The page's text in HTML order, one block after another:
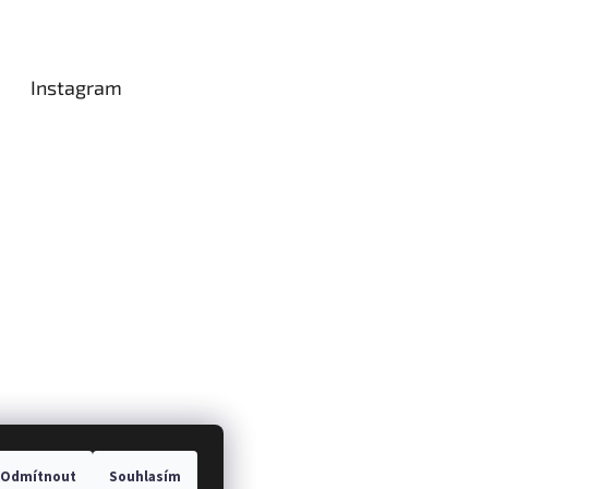
Odmítnout Souhlasím
Instagram